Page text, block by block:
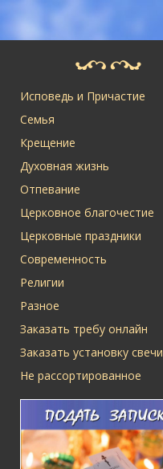
Исповедь и Причастие
Семья
Крещение
Духовная жизнь
Отпевание
Церковное благочестие
Церковные праздники
Современность
Религии
Разное
Заказать требу онлайн
Заказать установку свечи
Не рассортированное